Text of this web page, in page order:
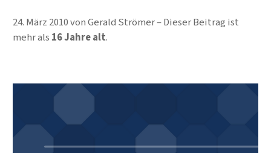
24. März 2010vonGerald Strömer
Dieser Beitrag ist
mehr als 16 Jahre alt.